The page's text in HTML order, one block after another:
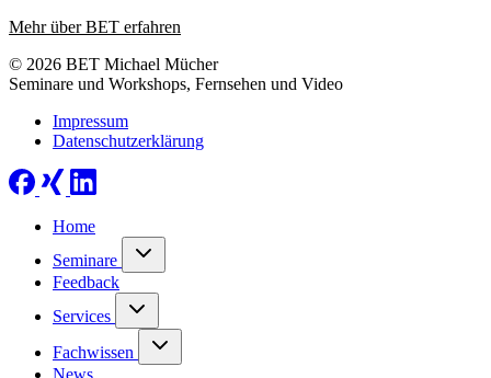
Mehr über BET erfahren
© 2026 BET Michael Mücher
Seminare und Workshops, Fernsehen und Video
Impressum
Datenschutzerklärung
Home
Seminare
Feedback
Services
Fachwissen
News